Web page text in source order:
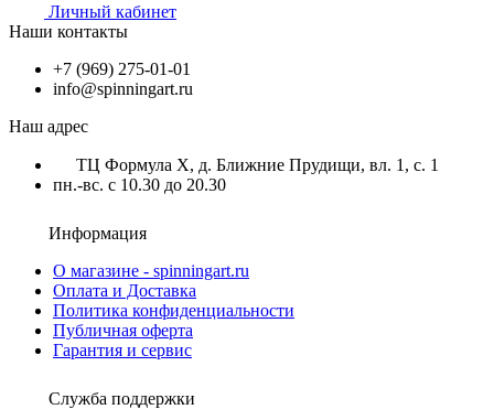
Личный кабинет
Наши контакты
+7 (969) 275-01-01
info@spinningart.ru
Наш адрес
ТЦ Формула X, д. Ближние Прудищи, вл. 1, с. 1
пн.-вс. с 10.30 до 20.30
Информация
О магазине - spinningart.ru
Оплата и Доставка
Политика конфиденциальности
Публичная оферта
Гарантия и сервис
Служба поддержки